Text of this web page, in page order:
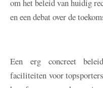
om het beleid van huidig
en een debat over de
Een erg concreet
faciliteiten voor